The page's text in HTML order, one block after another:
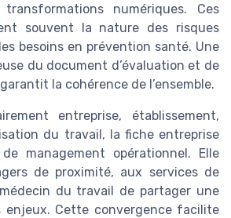
numériques. Ces
souvent la nature des risques
besoins en prévention santé. Une
du document d’évaluation et de
la cohérence de l’ensemble.
entreprise, établissement,
du travail, la fiche entreprise
management opérationnel. Elle
de proximité, aux services de
du travail de partager une
enjeux. Cette convergence facilite